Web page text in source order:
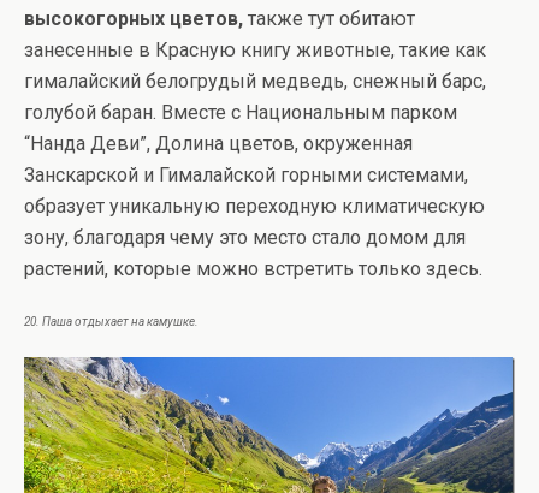
высокогорных цветов, также тут обитают
занесенные в Красную книгу животные, такие как
гималайский белогрудый медведь, снежный барс,
голубой баран. Вместе с Национальным парком
“Нанда Деви”, Долина цветов, окруженная
Занскарской и Гималайской горными системами,
образует уникальную переходную климатическую
зону, благодаря чему это место стало домом для
растений, которые можно встретить только здесь.
20. Паша отдыхает на камушке.